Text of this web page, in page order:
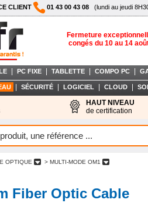
CLIENT 01 43 00 43 08 (lundi au jeudi
Fermeture
congés du 10 au 14
PC FIXE TABLETTE COMPO PC
SÉCURITÉ LOGICIEL CLOUD
HAUT NIVEAU
de certification
OPTIQUE > MULTI-MODE OM1
Fiber Optic Cable